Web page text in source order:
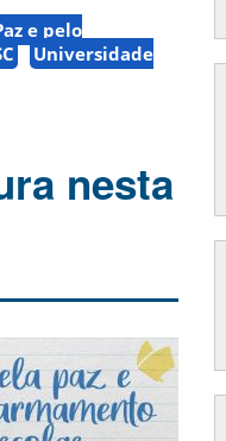
e pelo
Universidade
nesta